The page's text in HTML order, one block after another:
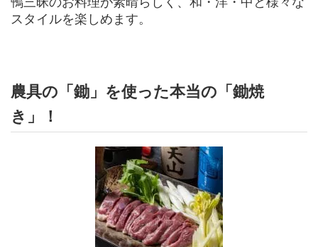
スタイルを楽しめます。
農具の「鋤」を使った本当の「鋤焼
き」！